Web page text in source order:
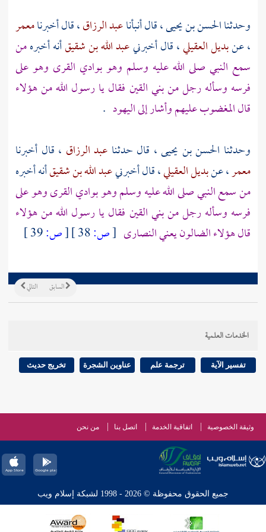
وحدثناالحسن بن يحيى، قال أنبأناعبد الرزاق، قال أخبرنامعمر
، عنبديل العقيلي، قال أخبرنيعبد الله بن شقيقأنه أخبرهمن
سمع النبي صلى الله عليه وسلم وهوبوادي القرى وهو على
فرسه وسأله رجل منبني القين فقال يا رسول الله من هؤلاء
قال المغضوب عليهم وأشار إلى اليهود .
وحدثنا الحسن بن يحيى، قال حدثنا عبد الرزاق ، قال أخبرنا
معمر، عنبديل العقيلي، قال أخبرنيعبد الله بن شقيقأنه أخبره
من سمع النبي صلى الله عليه وسلم وهوبوادي القرىوهو على
فرسه وسأله رجل منبني القين فقال يا رسول الله من هؤلاء
قال هؤلاء الضالون يعني النصارى [ص: [ص:
التالي السابق
الخدمات العلمية
تفسير الآية ترجمة علم عناوين الشجرة تخريج حديث
وثيقة الخصوصية اتفاقية الخدمة اتصل بنا من نحن
جميع الحقوق محفوظة © 2026 - 1998 لشبكة إسلام ويب